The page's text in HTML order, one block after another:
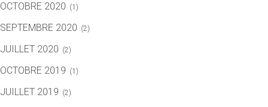
OCTOBRE 2020 (1)
SEPTEMBRE 2020 (2)
JUILLET 2020 (2)
OCTOBRE 2019 (1)
JUILLET 2019 (2)